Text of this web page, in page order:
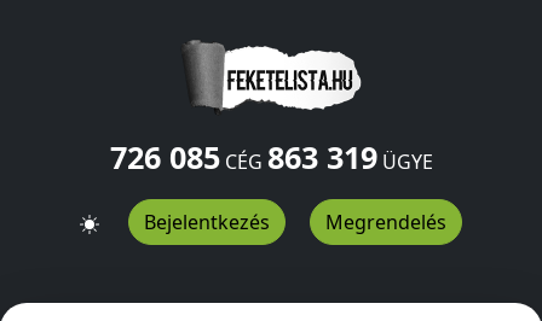
726 085CÉG 863 319ÜGYE
Bejelentkezés Megrendelés